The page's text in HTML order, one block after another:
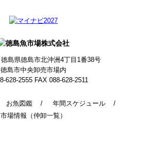
お魚図鑑
年間スケジュール
市場情報（仲卸一覧）
徳島県徳島市北沖洲4丁目1番38号
徳島市中央卸売市場内
628-2555 FAX 088-628-2511